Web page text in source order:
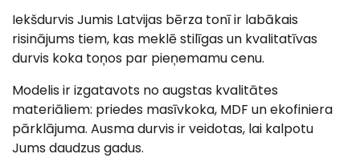
Iekšdurvis Jumis Latvijas bērza tonī ir labākais
risinājums tiem, kas meklē stilīgas un kvalitatīvas
durvis koka toņos par pieņemamu cenu.
Modelis ir izgatavots no augstas kvalitātes
materiāliem: priedes masīvkoka, MDF un ekofiniera
pārklājuma. Ausma durvis ir veidotas, lai kalpotu
Jums daudzus gadus.